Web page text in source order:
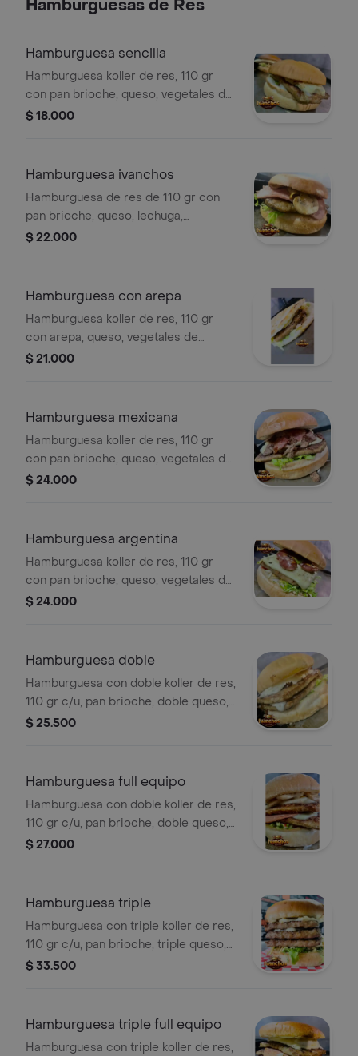
Hamburguesas de Res
Hamburguesa sencilla
Hamburguesa koller de res, 110 gr
con pan brioche, queso, vegetales de
temporada y salsas de la casa.
$ 18.000
Hamburguesa ivanchos
Hamburguesa de res de 110 gr con
pan brioche, queso, lechuga,
champiñones, jamón y salsas
$ 22.000
Hamburguesa con arepa
Hamburguesa koller de res, 110 gr
con arepa, queso, vegetales de
temporada y salsas de la casa.
$ 21.000
Hamburguesa mexicana
Hamburguesa koller de res, 110 gr
con pan brioche, queso, vegetales de
temporada, salsas de la casa,
$ 24.000
Hamburguesa argentina
Hamburguesa koller de res, 110 gr
con pan brioche, queso, vegetales de
temporada, salsas de la casa, chorizo
$ 24.000
Hamburguesa doble
Hamburguesa con doble koller de res,
110 gr c/u, pan brioche, doble queso,
vegetales de temporada y salsas de la
$ 25.500
Hamburguesa full equipo
Hamburguesa con doble koller de res,
110 gr c/u, pan brioche, doble queso,
vegetales de temporada, salsas de
$ 27.000
Hamburguesa triple
Hamburguesa con triple koller de res,
110 gr c/u, pan brioche, triple queso,
vegetales de temporada y salsas de la
$ 33.500
Hamburguesa triple full equipo
Hamburguesa con triple koller de res,